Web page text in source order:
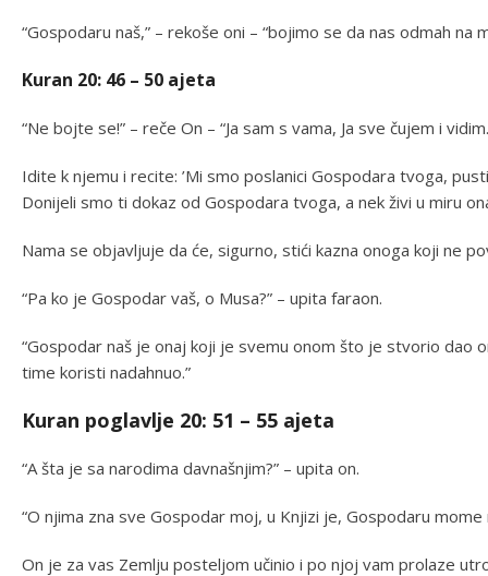
“Gospodaru naš,” – rekoše oni – “bojimo se da nas odmah na
Kuran 20: 46 – 50 ajeta
“Ne bojte se!” – reče On – “Ja sam s vama, Ja sve čujem i vidim.
Idite k njemu i recite: ’Mi smo poslanici Gospodara tvoga,
Donijeli smo ti dokaz od Gospodara tvoga, a nek živi u miru
Nama se objavljuje da će, sigurno, stići kazna onoga koji ne
“Pa ko je Gospodar vaš, o Musa?” – upita faraon.
“Gospodar naš je onaj koji je svemu onom što je stvorio dao
time koristi nadahnuo.”
Kuran poglavlje 20: 51 – 55 ajeta
“A šta je sa narodima davnašnjim?” – upita on.
“O njima zna sve Gospodar moj, u Knjizi je, Gospodaru
On je za vas Zemlju posteljom učinio i po njoj vam prolaze